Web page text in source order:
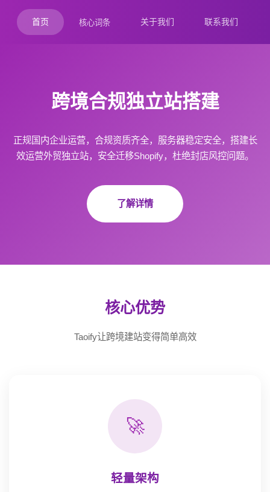
首页 核心词条 关于我们 联系我们
跨境合规独立站搭建
正规国内企业运营，合规资质齐全，服务器稳定安全，搭建长
效运营外贸独立站，安全迁移Shopify，杜绝封店风控问题。
了解详情
核心优势
Taoify让跨境建站变得简单高效
🚀
轻量架构